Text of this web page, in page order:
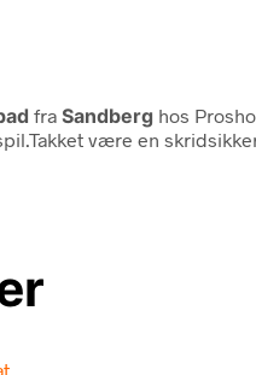
fra Sandberg hos
være en